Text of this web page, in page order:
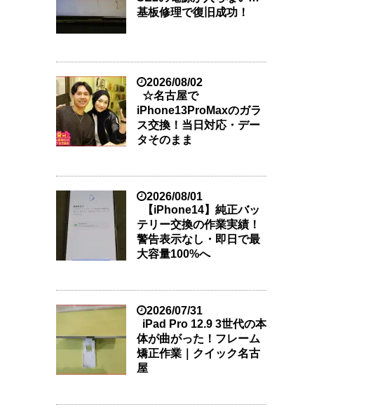
基板修理で復旧成功！
2026/08/02
☆名古屋で
iPhone13ProMaxのガラ
ス交換！当日対応・デー
タそのまま
2026/08/01
【iPhone14】純正バッ
テリー交換の作業実績！
警告表示なし・即日で最
大容量100%へ
2026/07/31
iPad Pro 12.9 3世代の本
体が曲がった！フレーム
矯正作業｜クイック名古
屋